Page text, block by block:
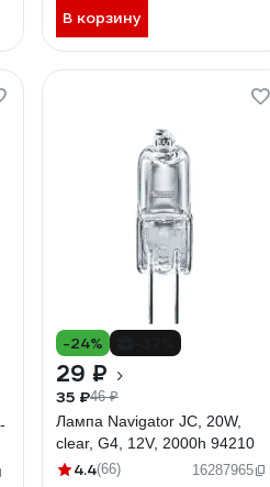
В корзину
-24%
29 ₽
35 ₽46 ₽
Лампа Navigator JC, 20W,
clear, G4, 12V, 2000h 94210
4.4(66) 16287965